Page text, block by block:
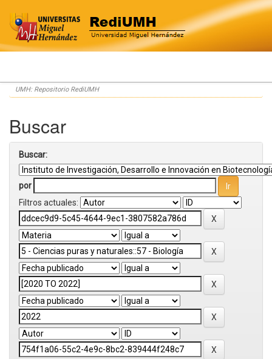
Skip
navigation
UMH: Repositorio RediUMH
Buscar
Buscar:
por
Filtros actuales: